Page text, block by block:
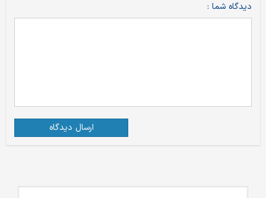
دیدگاه شما :
ارسال دیدگاه